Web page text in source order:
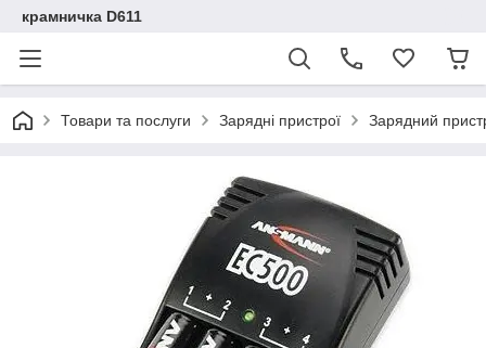
крамничка D611
Товари та послуги Зарядні пристрої Зарядний